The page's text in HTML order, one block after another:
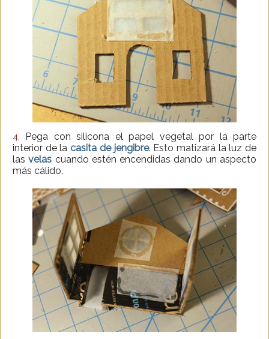
4.
Pega con silicona el papel vegetal por la parte
interior de la casita de jengibre. Esto matizará la luz de
lasvelas cuando estén encendidas dando un aspecto
más cálido.